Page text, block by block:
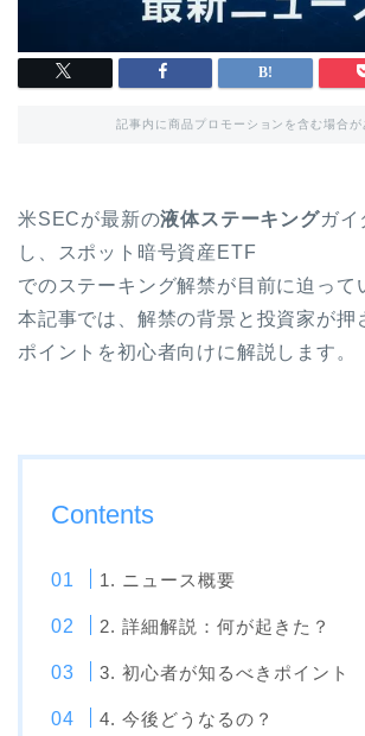
記事内に商品プロモーションを含む場合が
米SECが最新の液体ステーキングガイ
し、スポット暗号資産ETF
でのステーキング解禁が目前に迫って
本記事では、解禁の背景と投資家が押
ポイントを初心者向けに解説します。
Contents
1. ニュース概要
2. 詳細解説：何が起きた？
3. 初心者が知るべきポイント
4. 今後どうなるの？